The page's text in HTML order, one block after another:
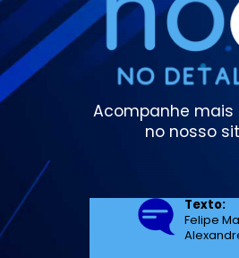
Acompanhe
no nosso
Texto:
Felipe